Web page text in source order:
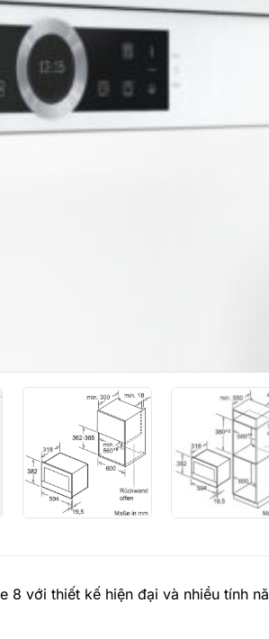
8 với thiết kế hiện đại và nhiều tính